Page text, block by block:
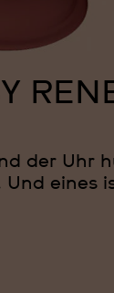
der Uhr
eines